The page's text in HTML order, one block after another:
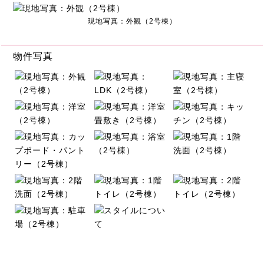
現地写真：外観（2号棟）
物件写真